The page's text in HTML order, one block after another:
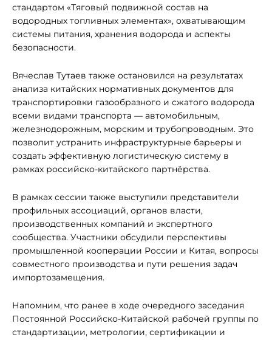
стандартом «Тяговый подвижной состав на
водородных топливных элементах», охватывающим
системы питания, хранения водорода и аспекты
безопасности.
Вячеслав Тутаев также остановился на результатах
анализа китайских нормативных документов для
транспортировки газообразного и сжатого водорода
всеми видами транспорта — автомобильным,
железнодорожным, морским и трубопроводным. Это
позволит устранить инфраструктурные барьеры и
создать эффективную логистическую систему в
рамках российско-китайского партнёрства.
В рамках сессии также выступили представители
профильных ассоциаций, органов власти,
производственных компаний и экспертного
сообщества. Участники обсудили перспективы
промышленной кооперации России и Китая, вопросы
совместного производства и пути решения задач
импортозамещения.
Напомним, что ранее в ходе очередного заседания
Постоянной Российско-Китайской рабочей группы по
стандартизации, метрологии, сертификации и